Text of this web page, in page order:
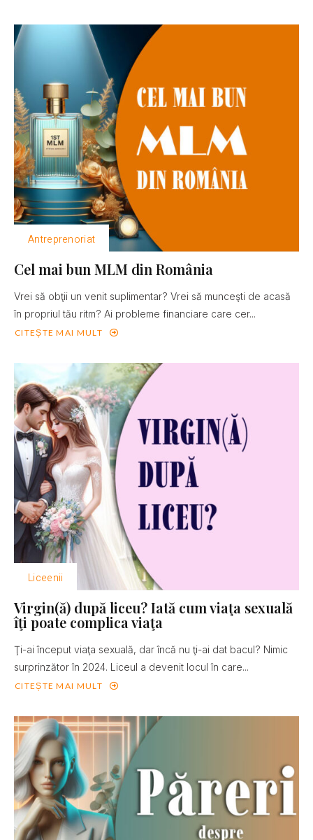
Antreprenoriat
Cel mai bun MLM din România
Vrei să obţii un venit suplimentar? Vrei să munceşti de acasă
în propriul tău ritm? Ai probleme financiare care cer...
CITEȘTE MAI MULT
Liceenii
Virgin(ă) după liceu? Iată cum viaţa sexuală
îţi poate complica viaţa
Ţi-ai început viaţa sexuală, dar încă nu ţi-ai dat bacul? Nimic
surprinzător în 2024. Liceul a devenit locul în care...
CITEȘTE MAI MULT